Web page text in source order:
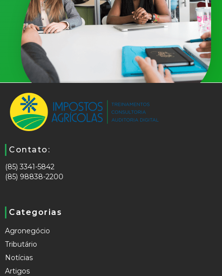
Contato:
(85) 3341-5842
(85) 98838-2200
Categorias
Agronegócio
Tributário
Notícias
Artigos